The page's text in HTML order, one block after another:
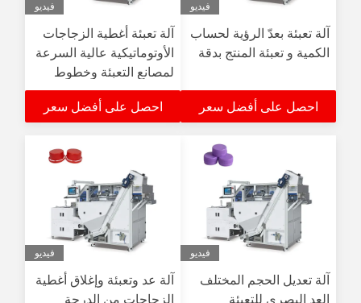
فيديو
آلة تعبئة بعدّ الرؤية لحساب
الكمية و تعبئة المنتج بدقة
احصل على أفضل سعر
فيديو
آلة تعبئة أغطية الزجاجات
الأوتوماتيكية عالية السرعة
لمصانع التعبئة وخطوط
المشروبات
احصل على أفضل سعر
فيديو
آلة تعديل الحجم المختلف
العد البصري للتعبئة
فيديو
آلة عد وتعبئة وإغلاق أغطية
الزجاجات من الدرجة